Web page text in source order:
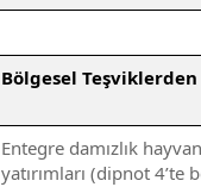
Bölgesel
Entegre damızlık
yatırımları (dipnot